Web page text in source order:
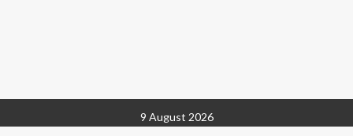
to
9 August 2026